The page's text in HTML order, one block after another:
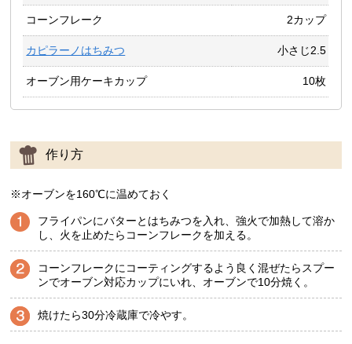
コーンフレーク 2カップ
カピラーノはちみつ 小さじ2.5
オーブン用ケーキカップ 10枚
作り方
※オーブンを160℃に温めておく
フライパンにバターとはちみつを入れ、強火で加熱して溶か
し、火を止めたらコーンフレークを加える。
コーンフレークにコーティングするよう良く混ぜたらスプー
ンでオーブン対応カップにいれ、オーブンで10分焼く。
焼けたら30分冷蔵庫で冷やす。